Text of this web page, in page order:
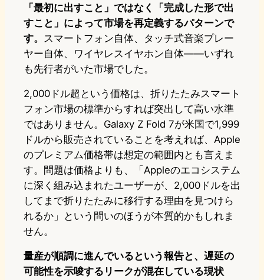
「最初に出すこと」ではなく「完成した形で出
すこと」によって市場を再定義するパターンで
す。 スマートフォン自体、タッチ式音楽プレー
ヤー自体、ワイヤレスイヤホン自体——いずれ
も先行者がいた市場でした。
2,000ドル超という価格は、折りたたみスマート
フォン市場の標準からすれば突出して高い水準
ではありません。Galaxy Z Fold 7が米国で1,999
ドルから販売されていることを考えれば、Apple
のプレミアム価格帯は想定の範囲内とも言えま
す。問題は価格よりも、「Appleのエコシステム
に深く組み込まれたユーザーが、2,000ドルを出
してまで折りたたみに移行する理由を見つけら
れるか」という問いのほうが本質的かもしれま
せん。
量産が順調に進んでいるという報告と、遅延の
可能性を示唆するリークが混在している現状